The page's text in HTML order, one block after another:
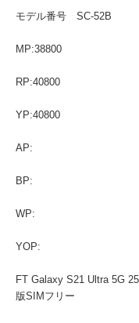
モデル番号 SC-52B
MP:38800
RP:40800
YP:40800
AP:
BP:
WP:
YOP:
FT Galaxy S21 Ultra 5G
版SIMフリー